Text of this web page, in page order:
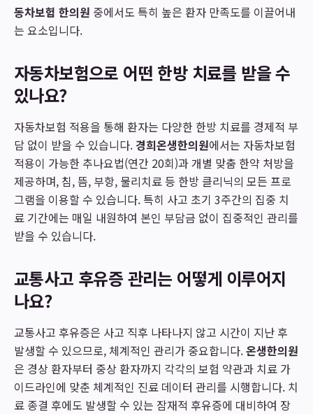
동차보험 한의원 중에서도 특히 높은 환자 만족도를 이끌어내
는 요소입니다.
자동차보험으로 어떤 한방 치료를 받을 수
있나요?
자동차보험 적용을 통해 환자는 다양한 한방 치료를 경제적 부
담 없이 받을 수 있습니다. 경희온생한의원에서는 자동차보험
적용이 가능한 추나요법(연간 20회)과 개별 맞춤 한약 처방을
제공하며, 침, 뜸, 부항, 물리치료 등 한방 클리닉의 모든 프로
그램을 이용할 수 있습니다. 특히 사고 초기 3주간의 집중 치
료 기간에는 매일 내원하여 본인 부담금 없이 집중적인 관리를
받을 수 있습니다.
교통사고 후유증 관리는 어떻게 이루어지
나요?
교통사고 후유증은 사고 직후 나타나지 않고 시간이 지난 후
발생할 수 있으므로, 체계적인 관리가 중요합니다.온생한의원
은 경상 환자부터 중상 환자까지 각각의 보험 약관과 치료 가
이드라인에 맞춘 체계적인 진료 데이터 관리를 시행합니다. 치
료 종결 후에도 발생할 수 있는 잠재적 후유증에 대비하여 장